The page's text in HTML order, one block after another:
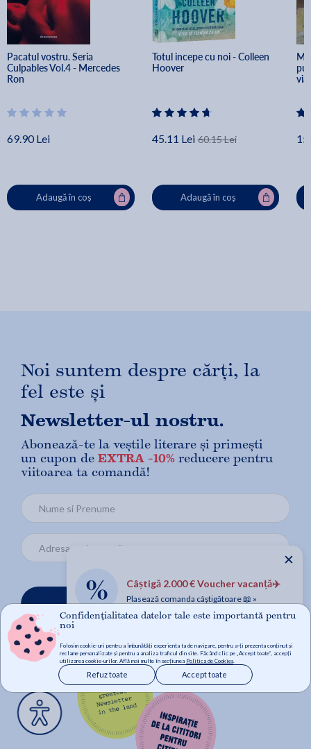
Confidențialitatea datelor tale este importantă pentru
noi
Folosim cookie-uri pentru a îmbunătăți experiența ta de navigare, pentru a-ți prezenta conținut și
reclame personalizate și pentru a analiza traficul din site. Făcând clic pe „Accept toate”, accepți
utilizarea cookie-urilor. Află mai multe în secțiunea Politica de Cookies.
Accept toate
Refuz toate
Câștigă 2.000 € Voucher vacanță✈️
Plasează comanda câștigătoare 📖 »
✕
Pacatul vostru. Seria
Culpables Vol.4 - Mercedes
Ron
69.90 Lei
Adaugă în coș
Totul incepe cu noi - Colleen
Hoover
45.11 Lei 60.15 Lei
Adaugă în coș
Noi suntem despre cărți, la
fel este și
Newsletter-ul nostru.
Abonează-te la veștile literare și primești
un cupon de EXTRA -10% reducere pentru
viitoarea ta comandă!
Mă abonez